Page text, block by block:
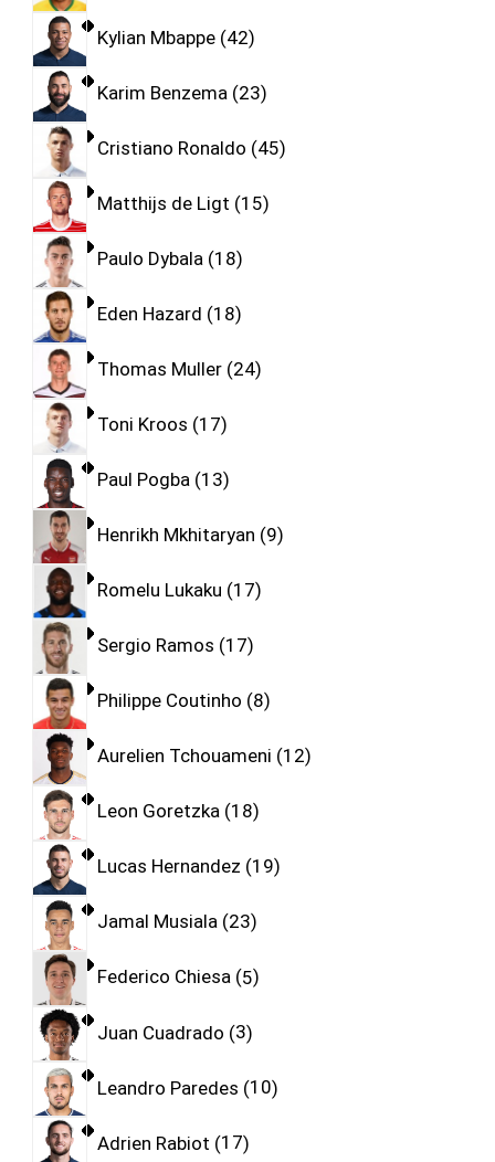
Kylian Mbappe 42
Karim Benzema 23
Cristiano Ronaldo 45
Matthijs de Ligt 15
Paulo Dybala 18
Eden Hazard 18
Thomas Muller 24
Toni Kroos 17
Paul Pogba 13
Henrikh Mkhitaryan 9
Romelu Lukaku 17
Sergio Ramos 17
Philippe Coutinho 8
Aurelien Tchouameni 12
Leon Goretzka 18
Lucas Hernandez 19
Jamal Musiala 23
Federico Chiesa 5
Juan Cuadrado 3
Leandro Paredes 10
Adrien Rabiot 17